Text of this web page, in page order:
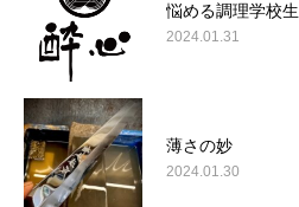
悩める調理学校生
2024.01.31
薄さの妙
2024.01.30